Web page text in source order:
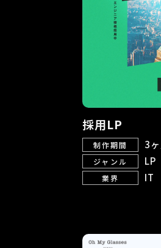
採用LP
制作期間 3
ジャンル LP
業界 IT